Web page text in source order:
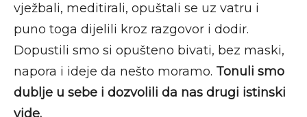
vježbali, meditirali, opuštali se uz vatru i
puno toga dijelili kroz razgovor i dodir.
Dopustili smo si opušteno bivati, bez maski,
napora i ideje da nešto moramo. Tonuli smo
dublje u sebe i dozvolili da nas drugi istinski
vide.